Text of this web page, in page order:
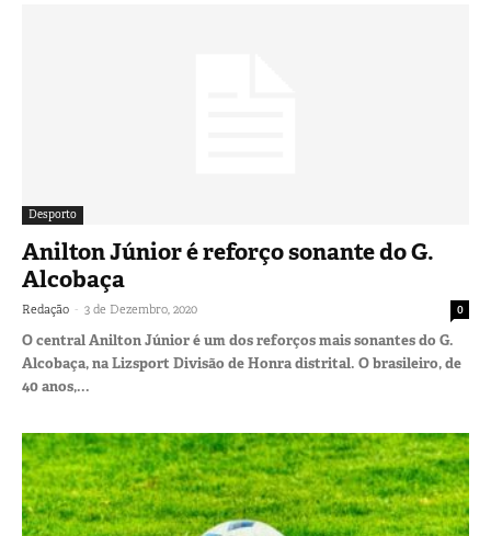
Desporto
Anilton Júnior é reforço sonante do G.
Alcobaça
Redação - 3 de Dezembro, 2020 0
O central Anilton Júnior é um dos reforços mais sonantes do G.
Alcobaça, na Lizsport Divisão de Honra distrital. O brasileiro, de
40 anos,...